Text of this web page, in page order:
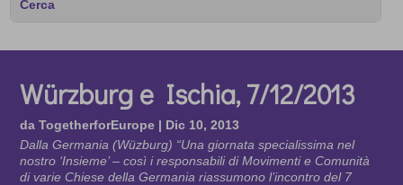
Würzburg e Ischia, 7/12/2013
daTogetherforEurope | Dic 10, 2013
Dalla Germania (Wüzburg) “Una giornata specialissima nel
nostro ‘Insieme’ – così i responsabili di Movimenti e Comunità
di varie Chiese della Germania riassumono l’incontro del 7